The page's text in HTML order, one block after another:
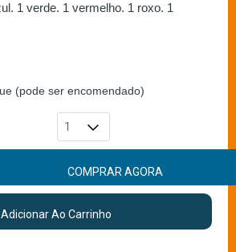
1 verde. 1 vermelho. 1 roxo. 1
(pode ser encomendado)
COMPRAR AGORA
Adicionar Ao Carrinho